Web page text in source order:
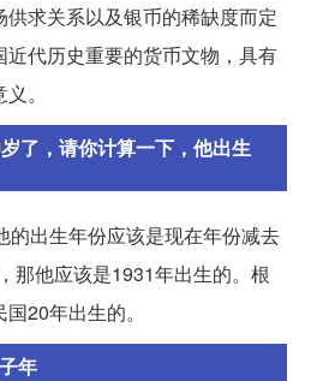
求关系以及银币的稀缺度而定
代历史重要的货币文物，具有
。
了，请你计算一下，他出生
的出生年份应该是现在年份减去
那他应该是1931年出生的。根
20年出生的。
年